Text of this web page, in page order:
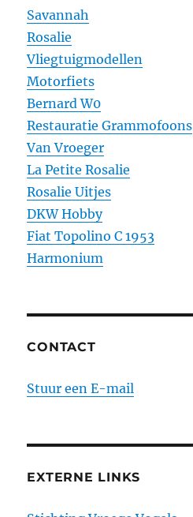
Savannah
Rosalie
Vliegtuigmodellen
Motorfiets
Bernard W0
Restauratie Grammofoons
Van Vroeger
La Petite Rosalie
Rosalie Uitjes
DKW Hobby
Fiat Topolino C 1953
Harmonium
CONTACT
Stuur een E-mail
EXTERNE LINKS